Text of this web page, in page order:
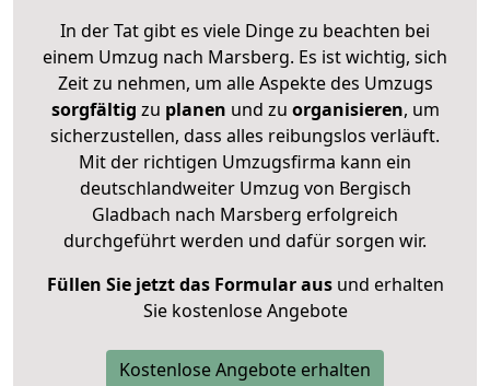
In der Tat gibt es viele Dinge zu beachten bei
einem Umzug nach Marsberg. Es ist wichtig, sich
Zeit zu nehmen, um alle Aspekte des Umzugs
sorgfältig zu planen und zu organisieren, um
sicherzustellen, dass alles reibungslos verläuft.
Mit der richtigen Umzugsfirma kann ein
deutschlandweiter Umzug von Bergisch
Gladbach nach Marsberg erfolgreich
durchgeführt werden und dafür sorgen wir.
Füllen Sie jetzt das Formular ausund erhalten
Sie kostenlose Angebote
Kostenlose Angebote erhalten